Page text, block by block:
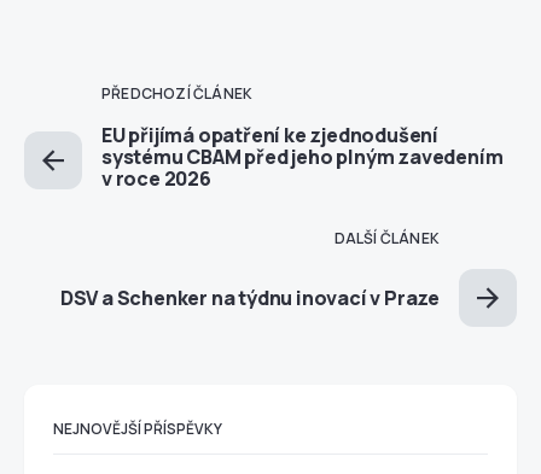
PŘEDCHOZÍ ČLÁNEK
EU přijímá opatření ke zjednodušení
systému CBAM před jeho plným zavedením
v roce 2026
DALŠÍ ČLÁNEK
DSV a Schenker na týdnu inovací v Praze
NEJNOVĚJŠÍ PŘÍSPĚVKY